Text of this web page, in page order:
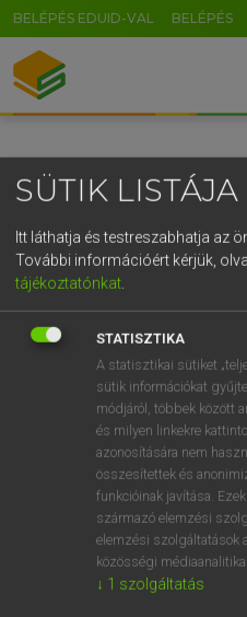
BELÉPÉS EDUID-VAL BELÉPÉS
SÜTIK LISTÁJA
Itt láthatja és testreszabhatja az
További információért kérjük,
tájékoztatónkat
STATISZTIKA
A statisztikai sütiket
sütik információkat
módjáról, többek között
és milyen linkekre
azonosítására nem
összesítettek és
funkcióinak javítása.
származó elemzési
elemzési szolgáltatások
közösségi médiaanalitika.
↓ 1 szolgáltatás
GR
5
g h k l
v b n m ,